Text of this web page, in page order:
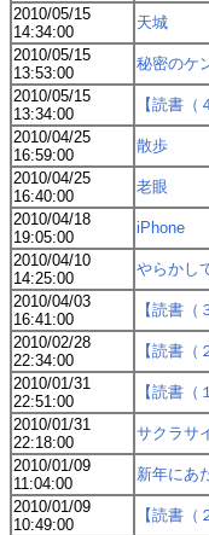
2010/05/15
14:34:00
天城
2010/05/15
13:53:00
秘密のケ
2010/05/15
13:34:00
【読書（
2010/04/25
16:59:00
散歩
2010/04/25
16:40:00
老眼
2010/04/18
19:05:00
iPhone
2010/04/10
14:25:00
やらかし
2010/04/03
16:41:00
【読書
2010/02/28
22:34:00
【読書
2010/01/31
22:51:00
【読書
2010/01/31
22:18:00
サクラサ
2010/01/09
11:04:00
新年にあ
2010/01/09
10:49:00
【読書（